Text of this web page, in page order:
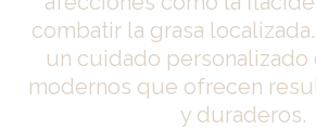
combatir la grasa
un cuidado
modernos que ofrecen
y duraderos.